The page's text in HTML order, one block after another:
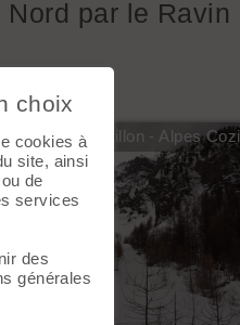
par le Ravin
Ubaye - Parpaillon - Alpes
choix
cookies à
site, ainsi
de
services
des
générales